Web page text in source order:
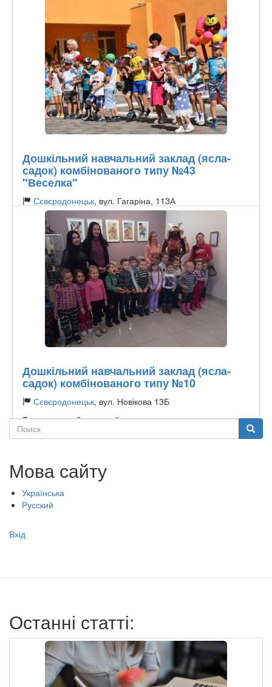
Дошкільний навчальний заклад (ясла-
садок) комбінованого типу №43
"Веселка"
Сєвєродонецьк, вул. Гагаріна, 113А
Тип садочку:Державний
Дошкільний навчальний заклад (ясла-
садок) комбінованого типу №10
Сєвєродонецьк, вул. Новікова 13Б
Тип садочку:Державний
Поиск Поиск
Мова сайту
Українська
Русский
Меню
записи
Вхід
Останні статті: